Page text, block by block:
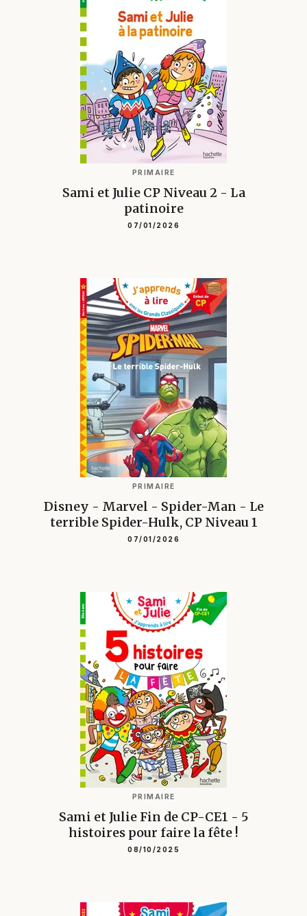
PRIMAIRE
Sami et Julie CP Niveau 2 - La
patinoire
07/01/2026
PRIMAIRE
Disney - Marvel - Spider-Man - Le
terrible Spider-Hulk, CP Niveau 1
07/01/2026
PRIMAIRE
Sami et Julie Fin de CP-CE1 - 5
histoires pour faire la fête !
08/10/2025